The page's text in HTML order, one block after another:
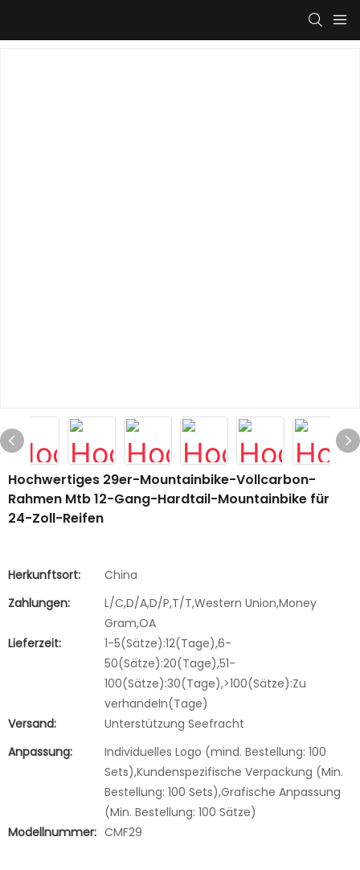
Hochwertiges 29er-Mountainbike-Vollcarbon-
Rahmen Mtb 12-Gang-Hardtail-Mountainbike für
24-Zoll-Reifen
Herkunftsort:
China
Zahlungen:
L/C,D/A,D/P,T/T,Western Union,Money
Gram,OA
Lieferzeit:
1-5(Sätze):12(Tage),6-
50(Sätze):20(Tage),51-
100(Sätze):30(Tage),>100(Sätze):Zu
verhandeln(Tage)
Versand:
Unterstützung Seefracht
Anpassung:
Individuelles Logo (mind. Bestellung: 100
Sets),Kundenspezifische Verpackung (Min.
Bestellung: 100 Sets),Grafische Anpassung
(Min. Bestellung: 100 Sätze)
Modellnummer: CMF29